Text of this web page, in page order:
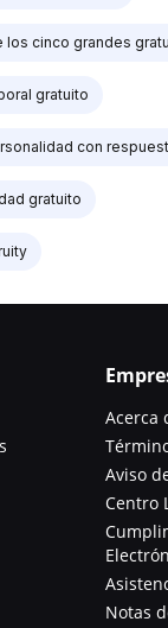
cinco grandes
gratuito
con
gratuito
Acerca
Aviso
Centro
Notas